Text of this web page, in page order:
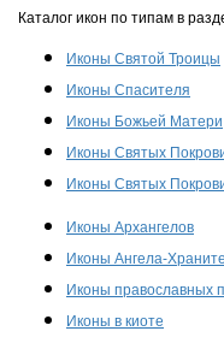
Каталог икон по типам в
Иконы Святой Троицы
Иконы Спасителя
Иконы Божьей Матери
Иконы Святых
Иконы Святых
Иконы Архангелов
Иконы Ангела-
Иконы православных
Иконы в киоте